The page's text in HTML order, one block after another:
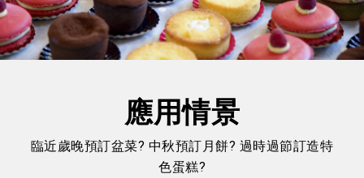
應用情景
臨近歲晚預訂盆菜? 中秋預訂月餅? 過時過節訂造特
色蛋糕?